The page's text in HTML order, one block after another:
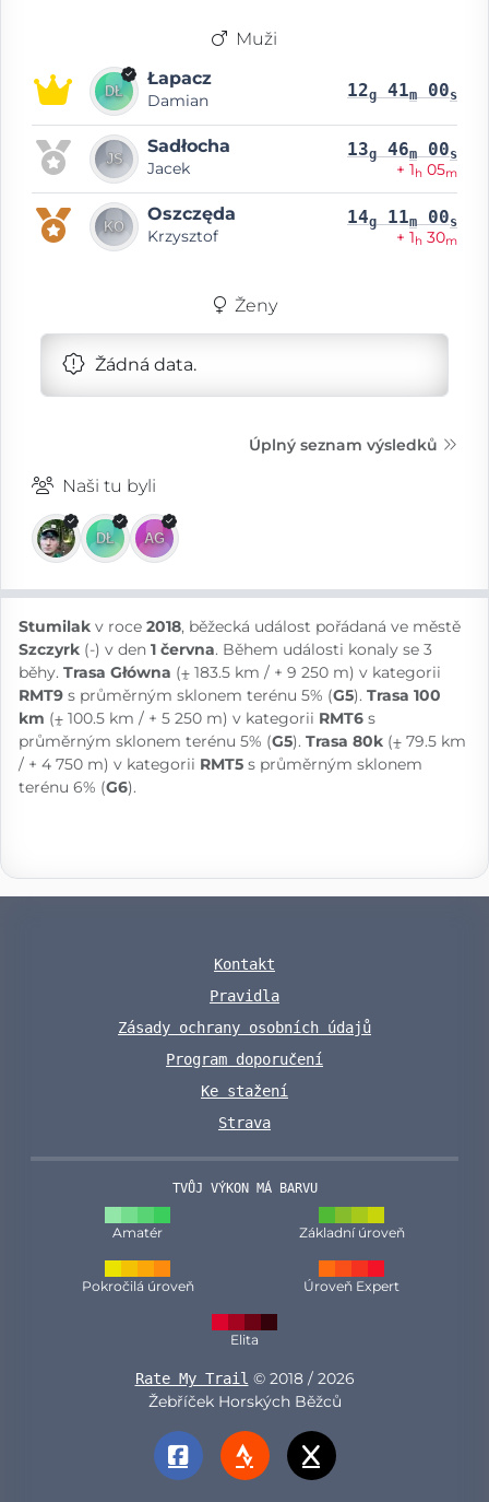
Muži
Łapacz
Damian 12g 41m 00s
Sadłocha
Jacek
13g 46m 00s
+ 1h 05m
Oszczęda
Krzysztof
14g 11m 00s
+ 1h 30m
Ženy
Žádná data.
Úplný seznam výsledků
Naši tu byli
Stumilak v roce 2018, běžecká událost pořádaná ve městě
Szczyrk (-) v den 1 června. Během události konaly se 3
běhy. Trasa Główna (⨦ 183.5 km / + 9 250 m) v kategorii
RMT9 s průměrným sklonem terénu 5% (G5). Trasa 100
km (⨦ 100.5 km / + 5 250 m) v kategorii RMT6 s
průměrným sklonem terénu 5% (G5). Trasa 80k (⨦ 79.5 km
/ + 4 750 m) v kategorii RMT5 s průměrným sklonem
terénu 6% (G6).
Kontakt
Pravidla
Zásady ochrany osobních údajů
Program doporučení
Ke stažení
Strava
TVŮJ VÝKON MÁ BARVU
Amatér Základní úroveň
Pokročilá úroveň Úroveň Expert
Elita
Rate My Trail © 2018 / 2026
Žebříček Horských Běžců